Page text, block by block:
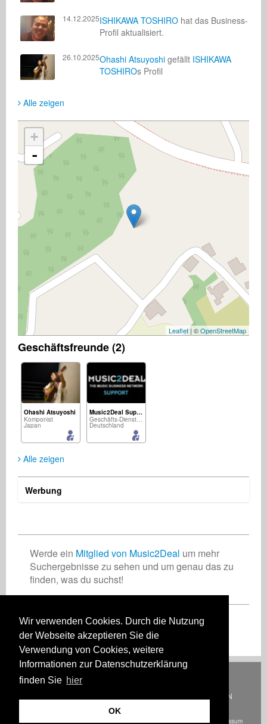
Wir verwenden Cookies. Durch die Nutzung
der Webseite akzeptieren Sie die
Verwendung von Cookies, weitere
Informationen zur Datenschutzerklärung
finden Sie hier
OK
14.12.2025ISHIKAWA TOSHIRO hat das Business-
Profil aktualisiert.
26.10.2025Ohashi Atsuyoshi gefällt ISHIKAWA
TOSHIROs Profil
Alle zeigen
+
-
Leaflet | ©OpenStreetMap
Geschäftsfreunde (2)
Ohashi Atsuyoshi
Komponist
Japan
Music2Deal Support
Geschäfts-Dienstleistungen
Deutschland
Alle zeigen
Werbung
Werde ein Mitglied von Music2Deal um mehr
Suchergebnisse zu sehen und um genau das zu
finden, was du suchst!
Registriere Dich jetzt kostenlos!
Português
Türkçe 中文(简体)
HÄUFIG GESTELLTE FRAGEN
© Urheberrecht Music2Deal 2026. Alle Rechte vorbehalten. AGB Impressum